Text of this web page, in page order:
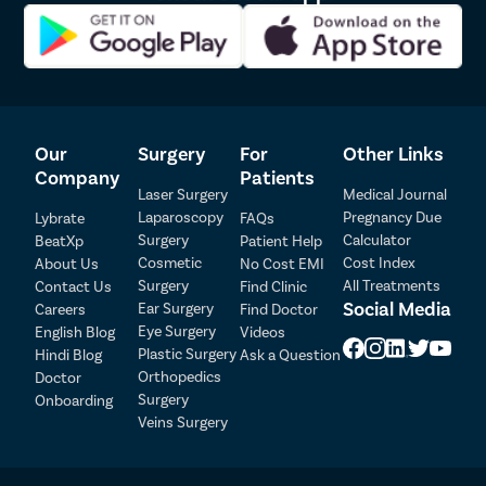
स्वत: सर्जिकल साइटचे दाढी करू नका. एक साधा कट साइटला
संक्रमित करू शकतो आणि गुंतागुंत होऊ शकतो.
तुमच्या शस्त्रक्रियेनंतर बदलण्यासाठी सैल सुती कपड्यांची जोडी
एडेनोमायोसिससाठी प्रिस्टिन केअर
स्त्रीरोगतज्ज्ञांकडे भेटीची वेळ कशी बुक
करावी?
प्रिस्टिन केअर स्त्रीरोगतज्ञाकडे अपॉइंटमेंट बुक करणे सोपे आहे. आम्हाला
थेट कॉल करा किंवा आमचा ‘बुक माय अपॉइंटमेंट’ फॉर्म भरा. हे तुम्हाला
फक्त चार मूलभूत प्रश्न विचारेल जसे की ‘तुमचे नाव’, ‘संपर्क’, ‘रोगाचे नाव’
आणि ‘city’. फक्त ते भरा आणि ‘सबमिट’ वर क्लिक करा. आमचे वैद्यकीय
समन्वयक तुम्हाला लवकरच कॉल करतील आणि तुम्हाला तुमच्या
आवडीच्या डॉक्टरांशी बोलण्यात मदत करतील.
Our
Company
Lybrate
BeatXp
About Us
Contact Us
Careers
English Blog
Hindi Blog
Doctor
Onboarding
Surgery
Laser Surgery
Laparoscopy
Surgery
Cosmetic
Surgery
Ear Surgery
Eye Surgery
Plastic Surgery
Orthopedics
Surgery
Veins Surgery
For
Patients
FAQs
Patient Help
No Cost EMI
Find Clinic
Find Doctor
Videos
Ask a Question
Other Links
Medical Journal
Pregnancy Due
Calculator
Cost Index
All Treatments
Social Media
Patient Detail
Patient Name
Mobile Number
OTP
Total Payable